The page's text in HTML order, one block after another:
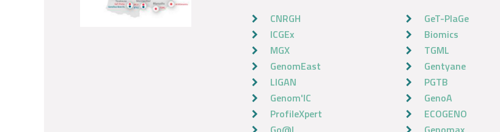
CNRGH
GeT-PlaGe
ICGEx
Biomics
MGX
TGML
GenomEast
Gentyane
LIGAN
PGTB
Genom'IC
GenoA
ProfileXpert
ECOGENO